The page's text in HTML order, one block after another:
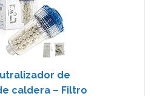
de
caldera – Filtro